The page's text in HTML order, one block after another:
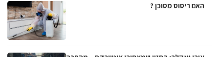
האם ריסוס מסוכן ?